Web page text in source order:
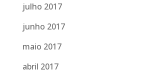
julho 2017
junho 2017
maio 2017
abril 2017